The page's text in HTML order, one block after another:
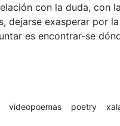
con la duda, con
dejarse exasperar por
es encontrar-se
videopoemas poetry